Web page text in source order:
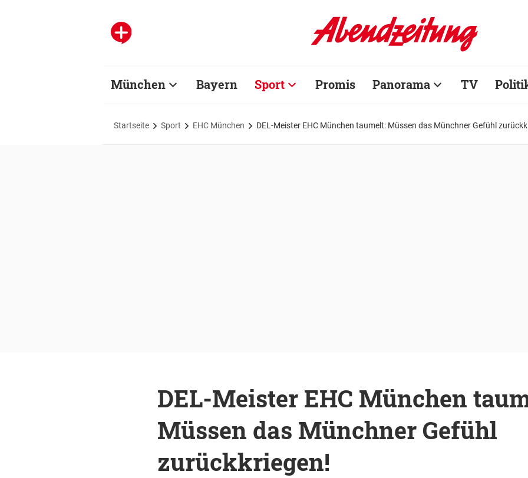
München Bayern Sport Promis Panorama TV
Startseite Sport EHC München DEL-Meister EHC München taumelt: Müssen das Münchner Gefühl
DEL-Meister EHC München
Müssen das Münchner Gefühl
zurückkriegen!